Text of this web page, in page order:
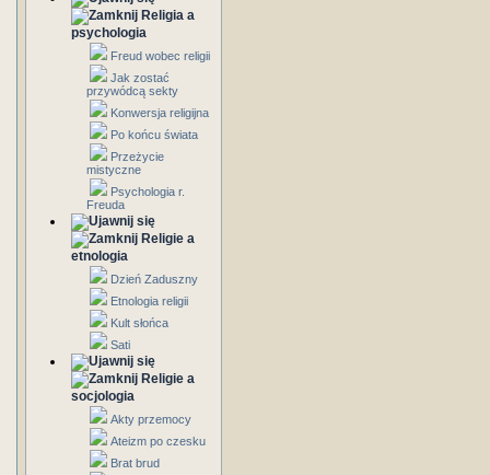
Religia a
psychologia
Freud wobec religii
Jak zostać
przywódcą sekty
Konwersja religijna
Po końcu świata
Przeżycie
mistyczne
Psychologia r.
Freuda
Religie a
etnologia
Dzień Zaduszny
Etnologia religii
Kult słońca
Sati
Religie a
socjologia
Akty przemocy
Ateizm po czesku
Brat brud